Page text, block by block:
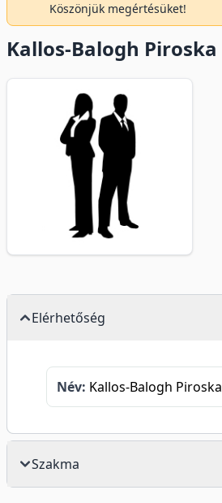
Köszönjük megértésüket!
Kallos-Balogh Piroska
Elérhetőség
Név: Kallos-Balogh Piroska
Szakma